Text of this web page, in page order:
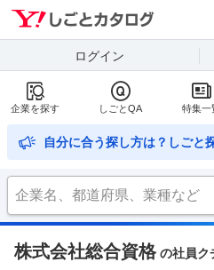
ログイン
企業を探す しごとQA 特集一
自分に合う探し方は？しごと
株式会社総合資格 の社員ク